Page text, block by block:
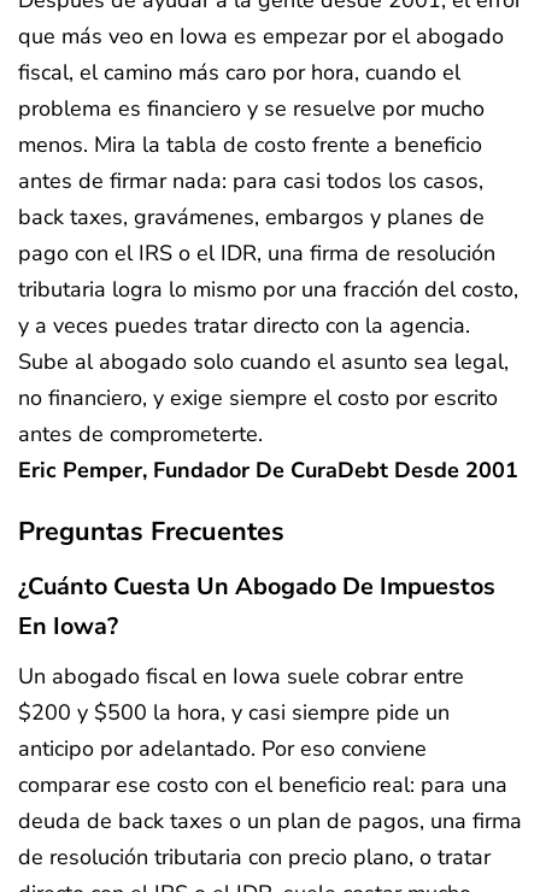
que más veo en Iowa es empezar por el abogado
fiscal, el camino más caro por hora, cuando el
problema es financiero y se resuelve por mucho
menos. Mira la tabla de costo frente a beneficio
antes de firmar nada: para casi todos los casos,
back taxes, gravámenes, embargos y planes de
pago con el IRS o el IDR, una firma de resolución
tributaria logra lo mismo por una fracción del costo,
y a veces puedes tratar directo con la agencia.
Sube al abogado solo cuando el asunto sea legal,
no financiero, y exige siempre el costo por escrito
antes de comprometerte.
Eric Pemper, Fundador De CuraDebt Desde 2001
Preguntas Frecuentes
¿Cuánto Cuesta Un Abogado De Impuestos
En Iowa?
Un abogado fiscal en Iowa suele cobrar entre
$200 y $500 la hora, y casi siempre pide un
anticipo por adelantado. Por eso conviene
comparar ese costo con el beneficio real: para una
deuda de back taxes o un plan de pagos, una firma
de resolución tributaria con precio plano, o tratar